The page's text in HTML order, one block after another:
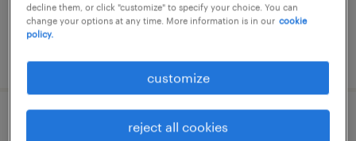
450万円
【障がい者求人】人材サービス会社／行政
decline them, or click "customize" to specify your choice. You can
change your options at any time. More information is in our cookie
policy.
customize
reject all cookies